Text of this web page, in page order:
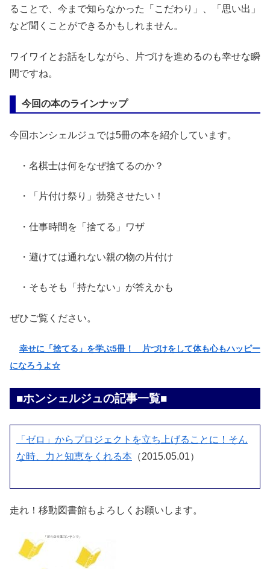
ることで、今まで知らなかった「こだわり」、「思い出」
など聞くことができるかもしれません。
ワイワイとお話をしながら、片づけを進めるのも幸せな瞬
間ですね。
今回の本のラインナップ
今回ホンシェルジュでは5冊の本を紹介しています。
・名棋士は何をなぜ捨てるのか？
・「片付け祭り」勃発させたい！
・仕事時間を「捨てる」ワザ
・避けては通れない親の物の片付け
・そもそも「持たない」が答えかも
ぜひご覧ください。
幸せに「捨てる」を学ぶ5冊！ 片づけをして体も心もハッピー
になろうよ☆
■ホンシェルジュの記事一覧■
「ゼロ」からプロジェクトを立ち上げることに！そん
な時、力と知恵をくれる本 （2015.05.01）
走れ！移動図書館もよろしくお願いします。